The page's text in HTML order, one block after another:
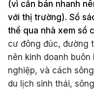
(vì cần bán nhanh
với thị trường). Sổ
thể qua nhà xem sổ
cư đông đúc, đường
nên kinh doanh
nghiệp, và cách
du lịch sinh thái,